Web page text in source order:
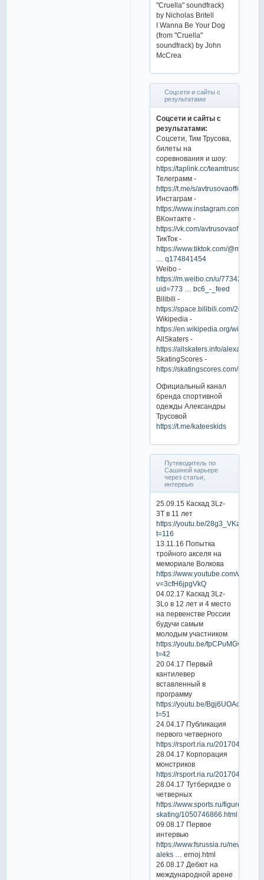
"Cruella" soundfrack)
by Nicholas Britell
I Wanna Be Your Dog
(from "Cruella"
soundfrack) by John
McCrea
Соцсети и сайты с
результатами
Соцсети и сайты с
результатами:
Соцсети, Тим Трусова,
билеты на
соревнования и шоу:
https://taplink.cc/
Телеграмм -
https://t.me/s/avtrusovaofficial
Инстаграм -
https://www.instagram.com/
ВКонтакте -
https://vk.com/avtrusovaofficial
ТикТок -
https://www.tiktok.com/
… q174841454
Weibo -
https://m.weibo.cn/u/
uid=773 … bc6_-_feed
Bilibili -
https://space.bilibili.com/
Wikipedia -
https://en.wikipedia.org/wiki/
AllSkaters -
https://allskaters.info/
SkatingScores -
https://skatingscores.com/unit/
Официальный канал
бренда спортивной
одежды Александры
Трусовой
https://t.me/kateeskids
Путеводитель по
Сашиной карьере
через статьи,
интервью
25.09.15 Каскад 3Lz-
3T в 11 лет
https://youtu.be/28g3_VKafi8?
t=116
13.11.16 Попытка
тройного акселя на
мемориале Волкова
https://www.youtube.com/watch?
v=3cfH6jpgVkQ
04.02.17 Каскад 3Lz-
3Lo в 12 лет и 4 место
на первенстве России
будучи самым
молодым участником
https://youtu.be/fpCPuMGvV8M?
t=42
20.04.17 Первый
кантилевер
вставленный в
программу
https://youtu.be/Bgj6UOAcuJY?
t=51
24.04.17 Публикация
первого четверного
https://rsport.ria.ru/20170425/
28.04.17 Корпорация
монстриков
https://rsport.ria.ru/20170428/
28.04.17 Тутберидзе о
четверных
https://www.sports.ru/figure-
skating/1050746866.html
09.08.17 Первое
интервью
https://www.fsrussia.ru/news/
aleks … ernoj.html
26.08.17 Дебют на
международной арене